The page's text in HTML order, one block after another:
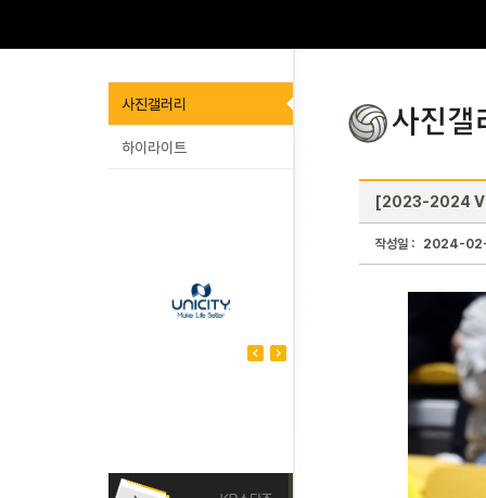
사진갤러리
하이라이트
[2023-2024 V
작성일 : 2024-